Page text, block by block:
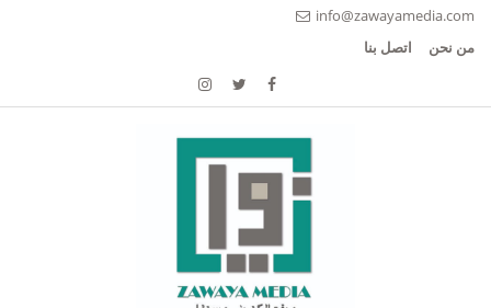
info@zawayamedia.com
من نحن
اتصل بنا